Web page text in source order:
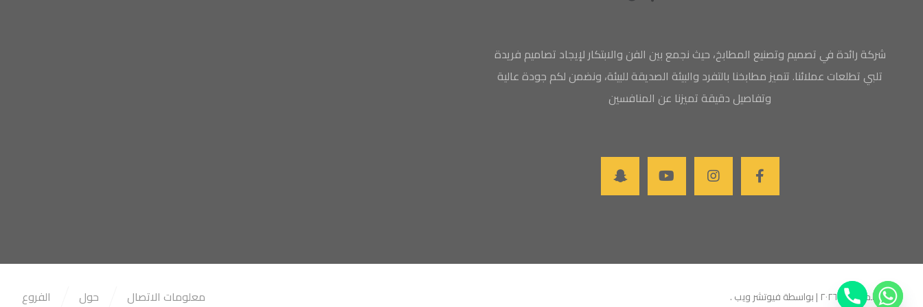
شركة رائدة في تصميم وتصنيع المطابخ، حيث نجمع بين الفن والابتكار لإيجاد تصاميم فريدة
تلبي تطلعات عملائنا. تتميز مطابخنا بالتفرد والبيئة الصديقة للبيئة، ونضمن لكم جودة عالية
وتفاصيل دقيقة تميزنا عن المنافسين
رواس للمطابخ ©٢٠٢٦ | بواسطة فيوتشر ويب. الفروع حول معلومات الاتصال